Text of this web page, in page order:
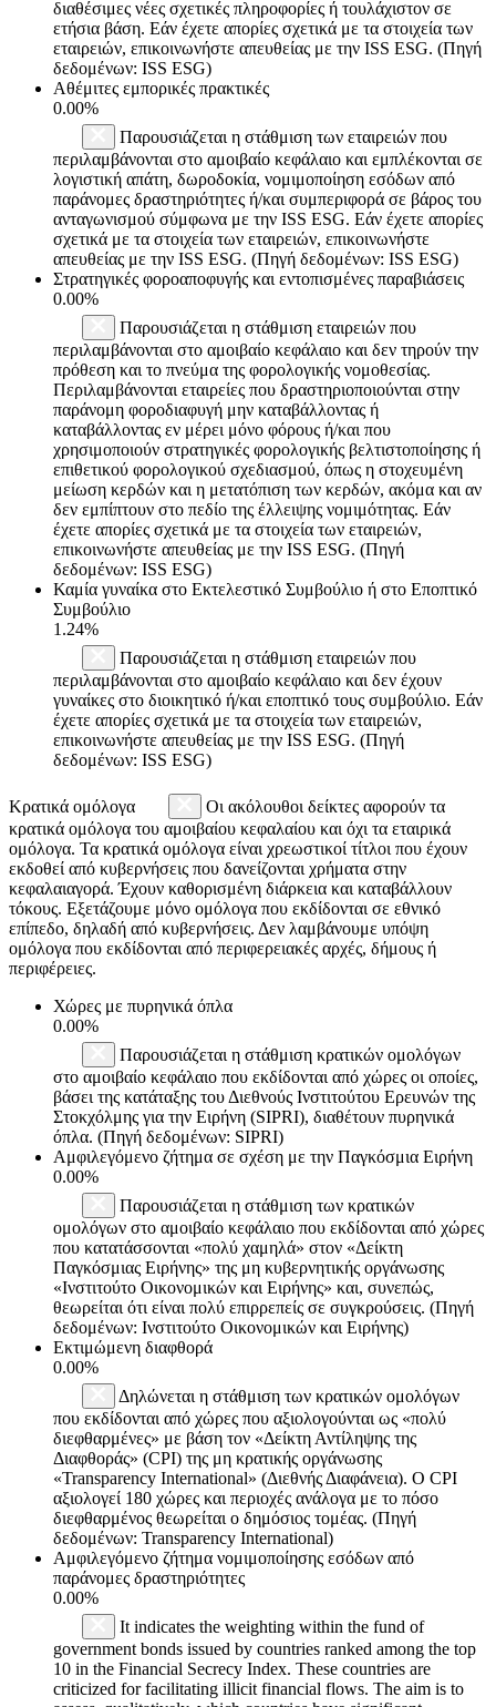
διαθέσιμες νέες σχετικές πληροφορίες ή τουλάχιστον σε
ετήσια βάση. Εάν έχετε απορίες σχετικά με τα στοιχεία των
εταιρειών, επικοινωνήστε απευθείας με την ISS ESG. (Πηγή
δεδομένων: ISS ESG)
Αθέμιτες εμπορικές πρακτικές
0.00%
Παρουσιάζεται η στάθμιση των εταιρειών που
περιλαμβάνονται στο αμοιβαίο κεφάλαιο και εμπλέκονται σε
λογιστική απάτη, δωροδοκία, νομιμοποίηση εσόδων από
παράνομες δραστηριότητες ή/και συμπεριφορά σε βάρος του
ανταγωνισμού σύμφωνα με την ISS ESG. Εάν έχετε απορίες
σχετικά με τα στοιχεία των εταιρειών, επικοινωνήστε
απευθείας με την ISS ESG. (Πηγή δεδομένων: ISS ESG)
Στρατηγικές φοροαποφυγής και εντοπισμένες παραβιάσεις
0.00%
Παρουσιάζεται η στάθμιση εταιρειών που
περιλαμβάνονται στο αμοιβαίο κεφάλαιο και δεν τηρούν την
πρόθεση και το πνεύμα της φορολογικής νομοθεσίας.
Περιλαμβάνονται εταιρείες που δραστηριοποιούνται στην
παράνομη φοροδιαφυγή μην καταβάλλοντας ή
καταβάλλοντας εν μέρει μόνο φόρους ή/και που
χρησιμοποιούν στρατηγικές φορολογικής βελτιστοποίησης ή
επιθετικού φορολογικού σχεδιασμού, όπως η στοχευμένη
μείωση κερδών και η μετατόπιση των κερδών, ακόμα και αν
δεν εμπίπτουν στο πεδίο της έλλειψης νομιμότητας. Εάν
έχετε απορίες σχετικά με τα στοιχεία των εταιρειών,
επικοινωνήστε απευθείας με την ISS ESG. (Πηγή
δεδομένων: ISS ESG)
Καμία γυναίκα στο Εκτελεστικό Συμβούλιο ή στο Εποπτικό
Συμβούλιο
1.24%
Παρουσιάζεται η στάθμιση εταιρειών που
περιλαμβάνονται στο αμοιβαίο κεφάλαιο και δεν έχουν
γυναίκες στο διοικητικό ή/και εποπτικό τους συμβούλιο. Εάν
έχετε απορίες σχετικά με τα στοιχεία των εταιρειών,
επικοινωνήστε απευθείας με την ISS ESG. (Πηγή
δεδομένων: ISS ESG)
Κρατικά ομόλογα
Οι ακόλουθοι δείκτες αφορούν τα
κρατικά ομόλογα του αμοιβαίου κεφαλαίου και όχι τα εταιρικά
ομόλογα. Τα κρατικά ομόλογα είναι χρεωστικοί τίτλοι που έχουν
εκδοθεί από κυβερνήσεις που δανείζονται χρήματα στην
κεφαλαιαγορά. Έχουν καθορισμένη διάρκεια και καταβάλλουν
τόκους. Εξετάζουμε μόνο ομόλογα που εκδίδονται σε εθνικό
επίπεδο, δηλαδή από κυβερνήσεις. Δεν λαμβάνουμε υπόψη
ομόλογα που εκδίδονται από περιφερειακές αρχές, δήμους ή
περιφέρειες.
Χώρες με πυρηνικά όπλα
0.00%
Παρουσιάζεται η στάθμιση κρατικών ομολόγων
στο αμοιβαίο κεφάλαιο που εκδίδονται από χώρες οι οποίες,
βάσει της κατάταξης του Διεθνούς Ινστιτούτου Ερευνών της
Στοκχόλμης για την Ειρήνη (SIPRI), διαθέτουν πυρηνικά
όπλα. (Πηγή δεδομένων: SIPRI)
Αμφιλεγόμενο ζήτημα σε σχέση με την Παγκόσμια Ειρήνη
0.00%
Παρουσιάζεται η στάθμιση των κρατικών
ομολόγων στο αμοιβαίο κεφάλαιο που εκδίδονται από χώρες
που κατατάσσονται «πολύ χαμηλά» στον «Δείκτη
Παγκόσμιας Ειρήνης» της μη κυβερνητικής οργάνωσης
«Ινστιτούτο Οικονομικών και Ειρήνης» και, συνεπώς,
θεωρείται ότι είναι πολύ επιρρεπείς σε συγκρούσεις. (Πηγή
δεδομένων: Ινστιτούτο Οικονομικών και Ειρήνης)
Εκτιμώμενη διαφθορά
0.00%
Δηλώνεται η στάθμιση των κρατικών ομολόγων
που εκδίδονται από χώρες που αξιολογούνται ως «πολύ
διεφθαρμένες» με βάση τον «Δείκτη Αντίληψης της
Διαφθοράς» (CPI) της μη κρατικής οργάνωσης
«Transparency International» (Διεθνής Διαφάνεια). Ο CPI
αξιολογεί 180 χώρες και περιοχές ανάλογα με το πόσο
διεφθαρμένος θεωρείται ο δημόσιος τομέας. (Πηγή
δεδομένων: Transparency International)
Αμφιλεγόμενο ζήτημα νομιμοποίησης εσόδων από
παράνομες δραστηριότητες
0.00%
It indicates the weighting within the fund of
government bonds issued by countries ranked among the top
10 in the Financial Secrecy Index. These countries are
criticized for facilitating illicit financial flows. The aim is to